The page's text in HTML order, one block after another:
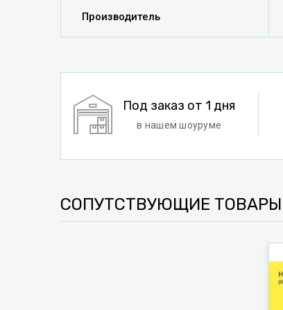
Производитель
Под заказ от 1 дня
в нашем шоуруме
СОПУТСТВУЮЩИЕ ТОВАРЫ